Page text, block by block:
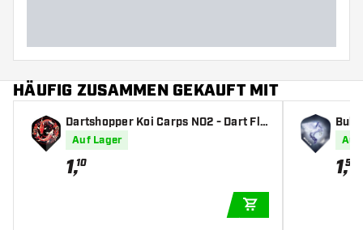
HÄUFIG ZUSAMMEN GEKAUFT MIT
Dartshopper Koi Carps NO2 - Dart Fli
ghts
Auf Lager
1,10
tAuf
1,50